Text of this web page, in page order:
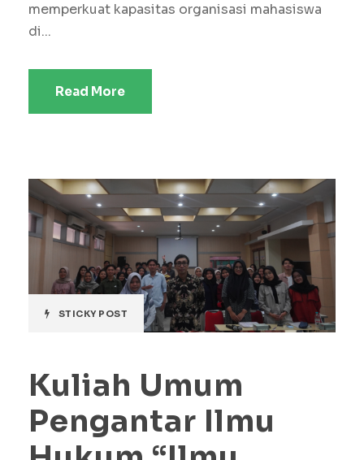
memperkuat kapasitas organisasi mahasiswa
di...
Read More
STICKY POST
Kuliah Umum
Pengantar Ilmu